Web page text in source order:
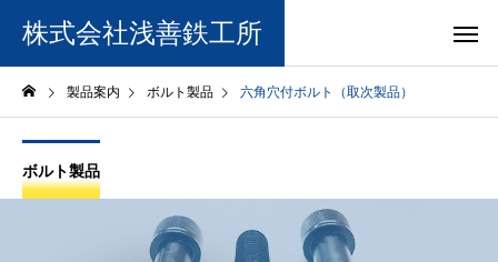
株式会社浅善鉄工所
製品案内 ボルト製品 六角穴付ボルト（取次製品）
ボルト製品